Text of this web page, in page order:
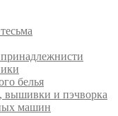
белья
вышивки и пэчворка
машин